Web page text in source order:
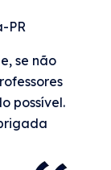
PR
se não
possível.